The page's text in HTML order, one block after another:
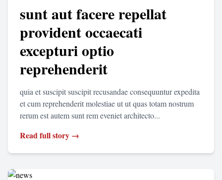
sunt aut facere repellat
provident occaecati
excepturi optio
reprehenderit
quia et suscipit suscipit recusandae consequuntur expedita
et cum reprehenderit molestiae ut ut quas totam nostrum
rerum est autem sunt rem eveniet architecto...
Read full story →